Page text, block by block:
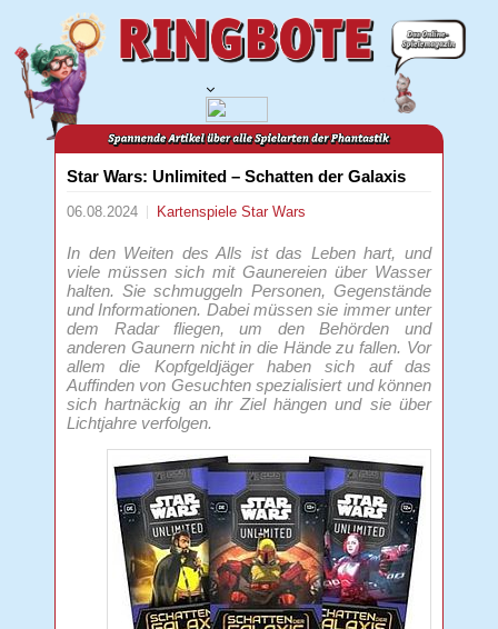
Star Wars: Unlimited – Schatten der Galaxis
06.08.2024 KartenspieleStar Wars
In den Weiten des Alls ist das Leben hart, und
viele müssen sich mit Gaunereien über Wasser
halten. Sie schmuggeln Personen, Gegenstände
und Informationen. Dabei müssen sie immer unter
dem Radar fliegen, um den Behörden und
anderen Gaunern nicht in die Hände zu fallen. Vor
allem die Kopfgeldjäger haben sich auf das
Auffinden von Gesuchten spezialisiert und können
sich hartnäckig an ihr Ziel hängen und sie über
Lichtjahre verfolgen.